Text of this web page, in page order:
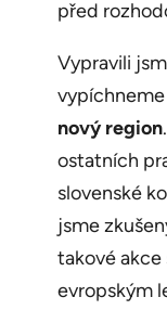
před
Vypravili
vypíchneme
nový region
ostatních
slovenské
jsme
takové
evropským